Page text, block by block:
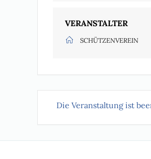
VERANSTALTER
SCHÜTZENVEREIN
Die Veranstaltung ist